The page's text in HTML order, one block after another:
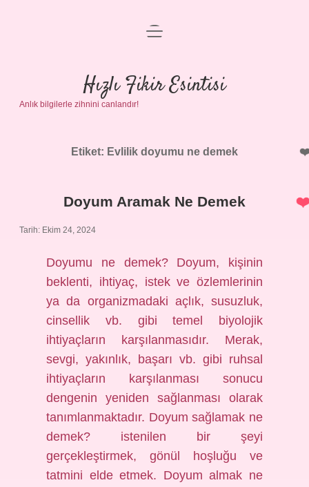
Anasayfa
Gizlilik Politikası
Yasal Uyarı
menüyü
Hızlı Fikir Esintisi
Anlık bilgilerle zihnini canlandır!
Etiket: Evlilik doyumu ne demek
Doyum Aramak Ne Demek
Tarih: Ekim 24, 2024
Doyumu ne demek? Doyum, kişinin
beklenti, ihtiyaç, istek ve özlemlerinin
ya da organizmadaki açlık, susuzluk,
cinsellik vb. gibi temel biyolojik
ihtiyaçların karşılanmasıdır. Merak,
sevgi, yakınlık, başarı vb. gibi ruhsal
ihtiyaçların karşılanması sonucu
dengenin yeniden sağlanması olarak
tanımlanmaktadır. Doyum sağlamak ne
demek? istenilen bir şeyi
gerçekleştirmek, gönül hoşluğu ve
tatmini elde etmek. Doyum almak ne